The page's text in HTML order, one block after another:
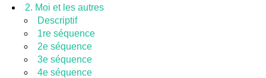
2. Moi et les autres
Descriptif
1re séquence
2e séquence
3e séquence
4e séquence